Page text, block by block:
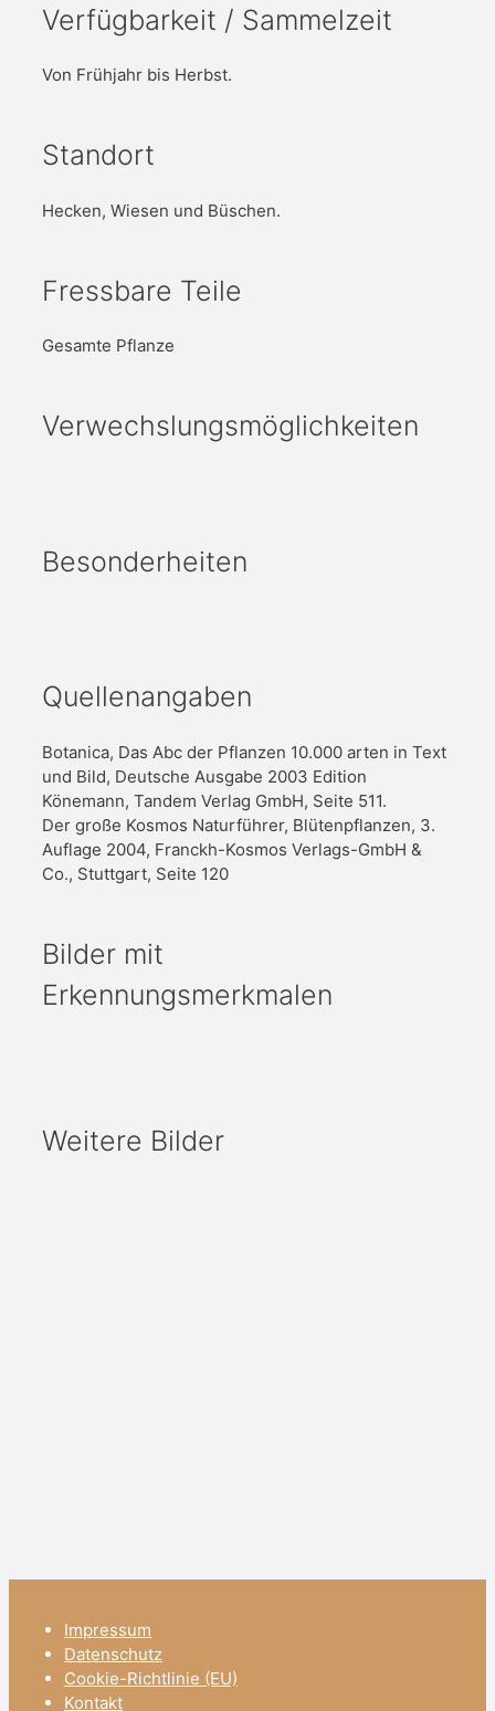
Verfügbarkeit / Sammelzeit
Von Frühjahr bis Herbst.
Standort
Hecken, Wiesen und Büschen.
Fressbare Teile
Gesamte Pflanze
Verwechslungsmöglichkeiten
Besonderheiten
Quellenangaben
Botanica, Das Abc der Pflanzen 10.000 arten in Text
und Bild, Deutsche Ausgabe 2003 Edition
Könemann, Tandem Verlag GmbH, Seite 511.
Der große Kosmos Naturführer, Blütenpflanzen, 3.
Auflage 2004, Franckh-Kosmos Verlags-GmbH &
Co., Stuttgart, Seite 120
Bilder mit
Erkennungsmerkmalen
Weitere Bilder
Impressum
Datenschutz
Cookie-Richtlinie (EU)
Kontakt